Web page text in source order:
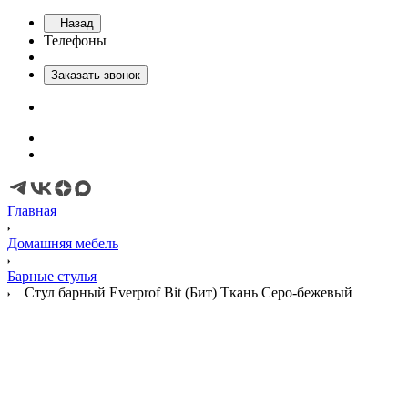
Назад
Телефоны
Заказать звонок
Главная
Домашняя мебель
Барные стулья
Стул барный Everprof Bit (Бит) Ткань Серо-бежевый